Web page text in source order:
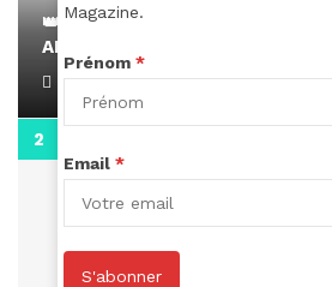
👑 Remerciements à Ayden
AMINA, le Magazine de la Femme
April 1, 2022
Magazine.
Prénom *
Email *
S'abonner